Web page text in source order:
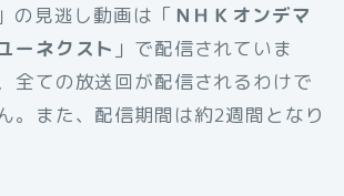
」の見逃し動画は「 ＮＨＫオンデマ
ーネクスト 」で配信されていま
全ての放送回が配信されるわけで
。また、配信期間は約2週間となり